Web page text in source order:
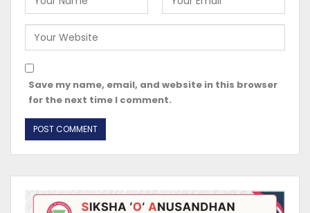
Save my name, email, and website in this browser
for the next time I comment.